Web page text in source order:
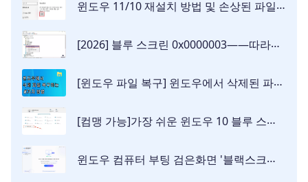
윈도우 11/10 재설치 방법 및 손상된 파일을 복구하는 법
[2026] 블루 스크린 0x0000003——따라하기 쉬운 해결법
[윈도우 파일 복구] 윈도우에서 삭제된 파일을 복구하는 8가지 방법
[컴맹 가능]가장 쉬운 윈도우 10 블루 스크린 해결 방법 총정리
윈도우 컴퓨터 부팅 검은화면 '블랙스크린' 현상 발생한 원인 및 해결방법 [8가지]